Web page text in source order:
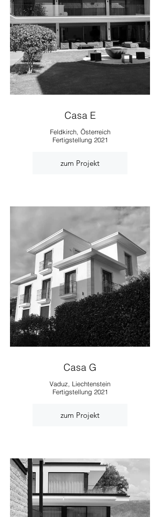
Casa E
Feldkirch, Österreich
Fertigstellung 2021
zum Projekt
Casa G
Vaduz, Liechtenstein
Fertigstellung 2021
zum Projekt